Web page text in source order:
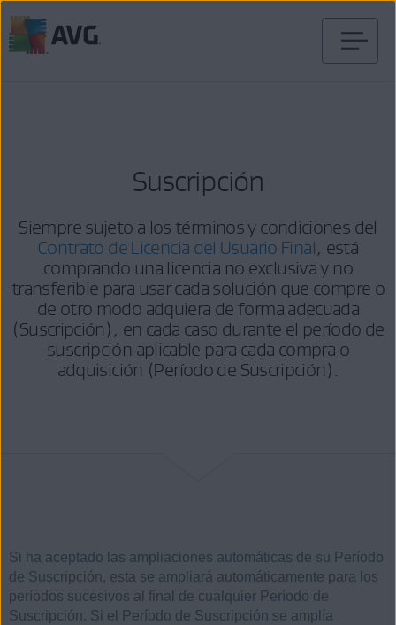
Suscripción
Siempre sujeto a los términos y condiciones del
Contrato de Licencia del Usuario Final, está
comprando una licencia no exclusiva y no
transferible para usar cada solución que compre o
de otro modo adquiera de forma adecuada
(Suscripción), en cada caso durante el período de
suscripción aplicable para cada compra o
adquisición (Período de Suscripción).
Si ha aceptado las ampliaciones automáticas de su Período
de Suscripción, esta se ampliará automáticamente para los
períodos sucesivos al final de cualquier Período de
Suscripción. Si el Período de Suscripción se amplía